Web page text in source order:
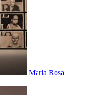
María Rosa